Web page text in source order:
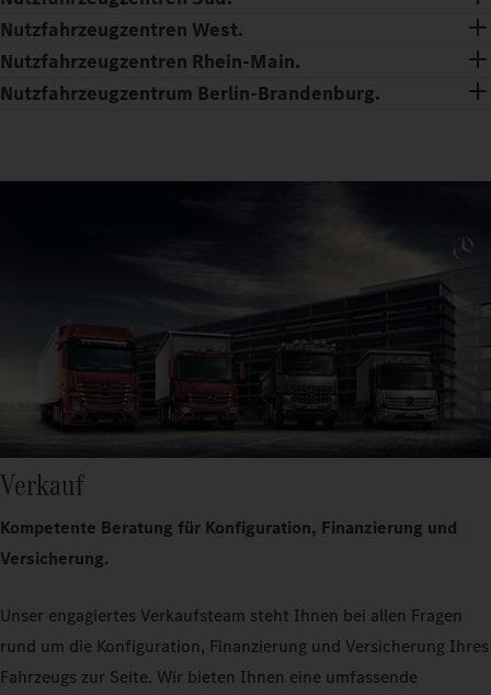
Nutzfahrzeugzentren West.
Nutzfahrzeugzentren Rhein-Main.
Nutzfahrzeugzentrum Berlin-Brandenburg.
Verkauf
Kompetente Beratung für Konfiguration, Finanzierung und
Versicherung.
Unser engagiertes Verkaufsteam steht Ihnen bei allen Fragen
rund um die Konfiguration, Finanzierung und Versicherung Ihres
Fahrzeugs zur Seite. Wir bieten Ihnen eine umfassende